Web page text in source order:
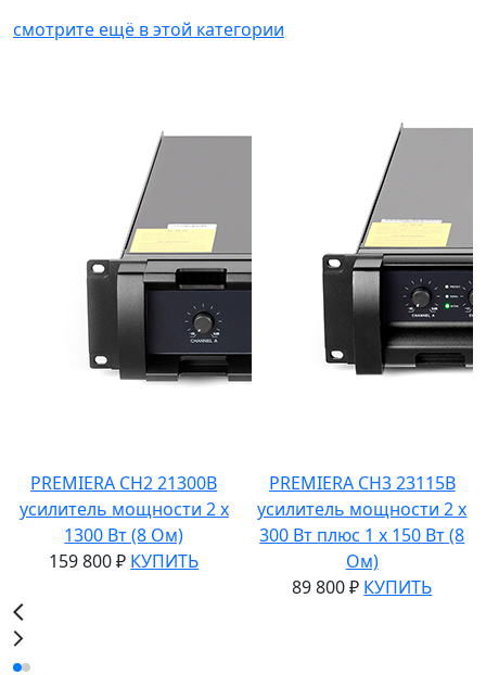
смотрите ещё в этой категории
PREMIERA CH2 21300B
усилитель мощности 2 x
1300 Вт (8 Ом)
159 800 ₽ КУПИТЬ
PREMIERA CH3 23115B
усилитель мощности 2 x
300 Вт плюс 1 х 150 Вт (8
Ом)
89 800 ₽ КУПИТЬ